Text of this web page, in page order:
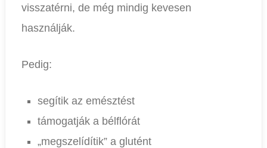
visszatérni, de még mindig kevesen
használják.
Pedig:
segítik az emésztést
támogatják a bélflórát
„megszelídítik” a glutént